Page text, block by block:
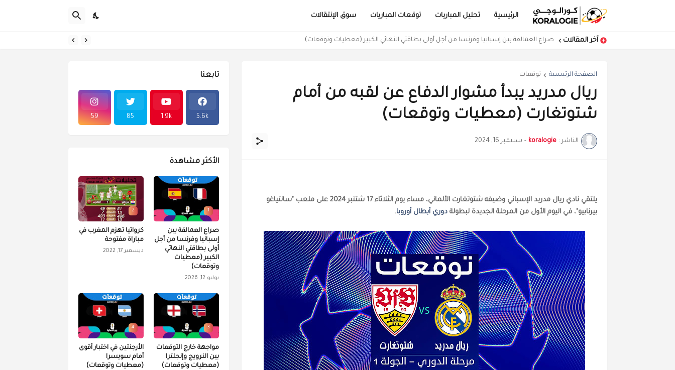
الرئيسية تحليل المباريات توقعات المباريات سوق الإنتقالات
آخر المقالات صراع العمالقة بين إسبانيا وفرنسا من أجل أولى بطاقتي النهائي الكبير (معطيات وتوقعات)
كرواتيا تهزم المغرب في مباراة مفتوحة
الصفحة الرئيسية توقعات
ريال مدريد يبدأ مشوار الدفاع عن لقبه من أمام
شتوتغارت (معطيات وتوقعات)
الناشر : koralogie
- سبتمبر 16, 2024
يلتقي نادي ريال مدريد الإسباني وضيفه شتوتغارت الألماني، مساء يوم الثلاثاء 17 شتنبر 2024 على ملعب "سانتياغو
بيرنابيو"، في اليوم الأول من المرحلة الجديدة لبطولةدوري أبطال أوروبا.
تابعنا
5.6k
1.9k
85
59
الأكثر مشاهدة
1
صراع العمالقة بين
إسبانيا وفرنسا من أجل
أولى بطاقتي النهائي
الكبير (معطيات
وتوقعات)
يوليو 12, 2026
2
كرواتيا تهزم المغرب في
مباراة مفتوحة
ديسمبر 17, 2022
3
مواجهة خارج التوقعات
بين النرويج وإنجلترا
(معطيات وتوقعات)
4
الأرجنتين في اختبار أقوى
أمام سويسرا
(معطيات وتوقعات)